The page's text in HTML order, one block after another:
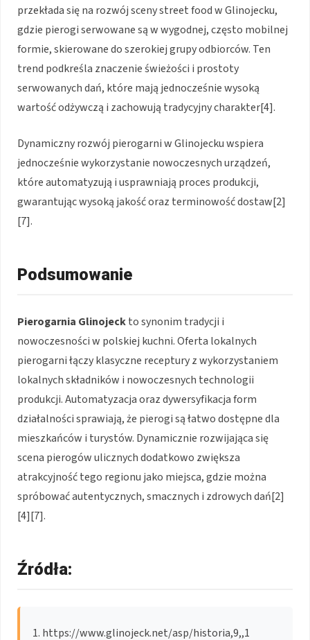
przekłada się na rozwój sceny street food w Glinojecku,
gdzie pierogi serwowane są w wygodnej, często mobilnej
formie, skierowane do szerokiej grupy odbiorców. Ten
trend podkreśla znaczenie świeżości i prostoty
serwowanych dań, które mają jednocześnie wysoką
wartość odżywczą i zachowują tradycyjny charakter[4].
Dynamiczny rozwój pierogarni w Glinojecku wspiera
jednocześnie wykorzystanie nowoczesnych urządzeń,
które automatyzują i usprawniają proces produkcji,
gwarantując wysoką jakość oraz terminowość dostaw[2]
[7].
Podsumowanie
Pierogarnia Glinojeckto synonim tradycji i
nowoczesności w polskiej kuchni. Oferta lokalnych
pierogarni łączy klasyczne receptury z wykorzystaniem
lokalnych składników i nowoczesnych technologii
produkcji. Automatyzacja oraz dywersyfikacja form
działalności sprawiają, że pierogi są łatwo dostępne dla
mieszkańców i turystów. Dynamicznie rozwijająca się
scena pierogów ulicznych dodatkowo zwiększa
atrakcyjność tego regionu jako miejsca, gdzie można
spróbować autentycznych, smacznych i zdrowych dań[2]
[4][7].
Źródła:
https://www.glinojeck.net/asp/historia,9,,1